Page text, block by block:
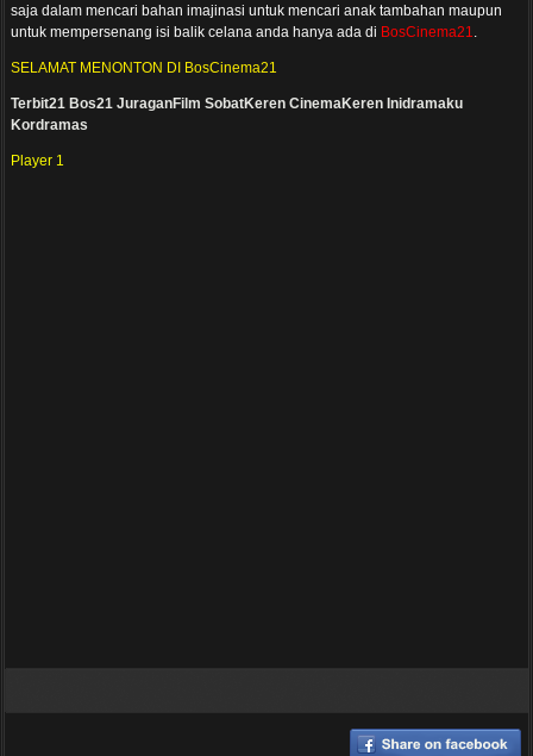
saja dalam mencari bahan imajinasi untuk mencari anak tambahan maupun
untuk mempersenang isi balik celana anda hanya ada di BosCinema21.
SELAMAT MENONTON DI BosCinema21
Terbit21 Bos21 JuraganFilm SobatKeren CinemaKeren Inidramaku
Kordramas
Player 1